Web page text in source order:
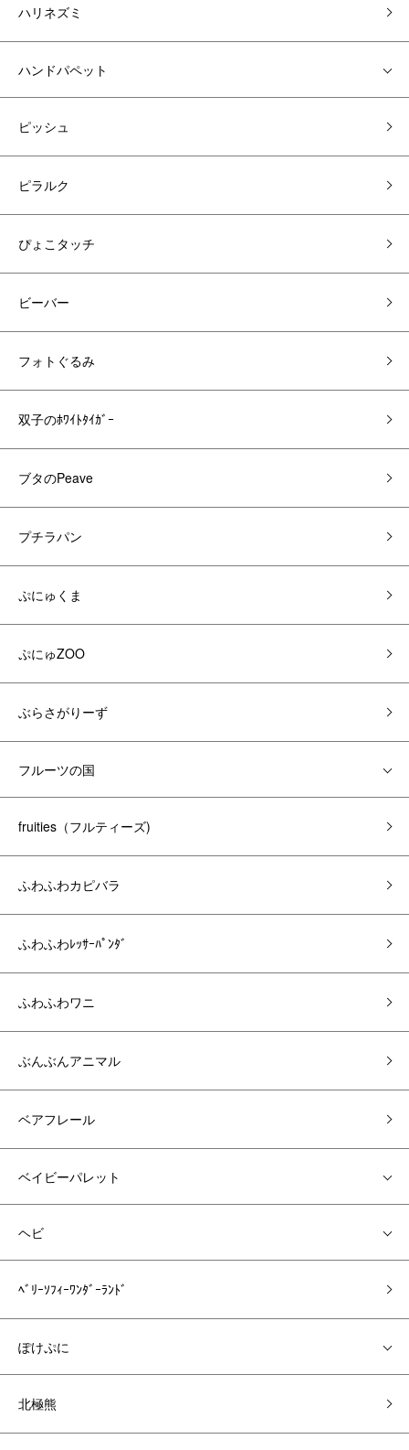
ハリネズミ
ハンドパペット
ピッシュ
ピラルク
ぴょこタッチ
ビーバー
フォトぐるみ
双子のﾎﾜｲﾄﾀｲｶﾞｰ
ブタのPeave
プチラパン
ぷにゅくま
ぷにゅZOO
ぶらさがりーず
フルーツの国
fruities（フルティーズ)
ふわふわカピバラ
ふわふわﾚｯｻｰﾊﾟﾝﾀﾞ
ふわふわワニ
ぶんぶんアニマル
ベアフレール
ベイビーパレット
ヘビ
ﾍﾞﾘｰｿﾌｨｰﾜﾝﾀﾞｰﾗﾝﾄﾞ
ぽけぷに
北極熊